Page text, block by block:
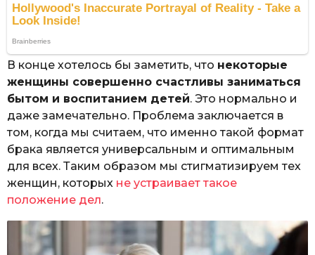
В конце хотелось бы заметить, что некоторые
женщины совершенно счастливы заниматься
бытом и воспитанием детей. Это нормально и
даже замечательно. Проблема заключается в
том, когда мы считаем, что именно такой формат
брака является универсальным и оптимальным
для всех. Таким образом мы стигматизируем тех
женщин, которых не устраивает такое
положение дел.